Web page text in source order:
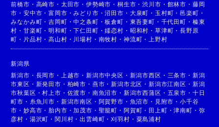
前橋市 ・ 高崎市 ・ 太田市 ・伊勢崎市 ・桐生市 ・渋川市 ・ 館林市 ・ 藤岡
市 ・安中市 ・富岡市 ・みどり市 ・沼田市 ・ 大泉町 ・ 玉村町 ・邑楽町 ・
みなかみ町 ・吉岡町 ・中之条町 ・板倉町 ・ 東吾妻町 ・ 千代田町 ・ 榛東
村 ・甘楽町 ・明和町 ・下仁田町 ・嬬恋村 ・ 昭和村 ・ 草津町 ・長野原
町 ・ 片品村 ・高山村 ・ 川場村 ・ 南牧村 ・ 神流町 ・ 上野村
新潟県
新潟市 ・ 長岡市 ・ 上越市 ・新潟市中央区 ・ 新潟市西区 ・ 三条市 ・ 新潟
市東区 ・ 新発田市 ・ 柏崎市 ・ 燕市 ・新潟市北区 ・新潟市江南区 ・ 新潟
市秋葉区 ・村上市 ・ 佐渡市 ・ 南魚沼市 ・ 新潟市西蒲区 ・ 五泉市 ・ 十日
町市 ・ 糸魚川市 ・ 新潟市南区 ・ 阿賀野市 ・ 魚沼市 ・ 見附市 ・小千谷
市 ・妙高市 ・ 胎内市 ・加茂市 ・ 聖籠町 ・ 阿賀町 ・ 田上町 ・津南町 ・ 弥
彦村 ・ 湯沢町 ・関川村 ・出雲崎町 ・刈羽村 ・ 粟島浦村